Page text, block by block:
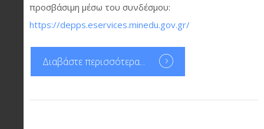
προσβάσιμη μέσω του συνδέσμου:
https://depps.eservices.minedu.gov.gr/
Διαβάστε περισσότερα...